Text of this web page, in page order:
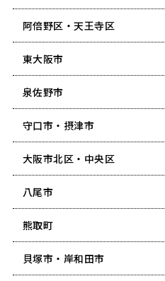
阿倍野区・天王寺区
東大阪市
泉佐野市
守口市・摂津市
大阪市北区・中央区
八尾市
熊取町
貝塚市・岸和田市